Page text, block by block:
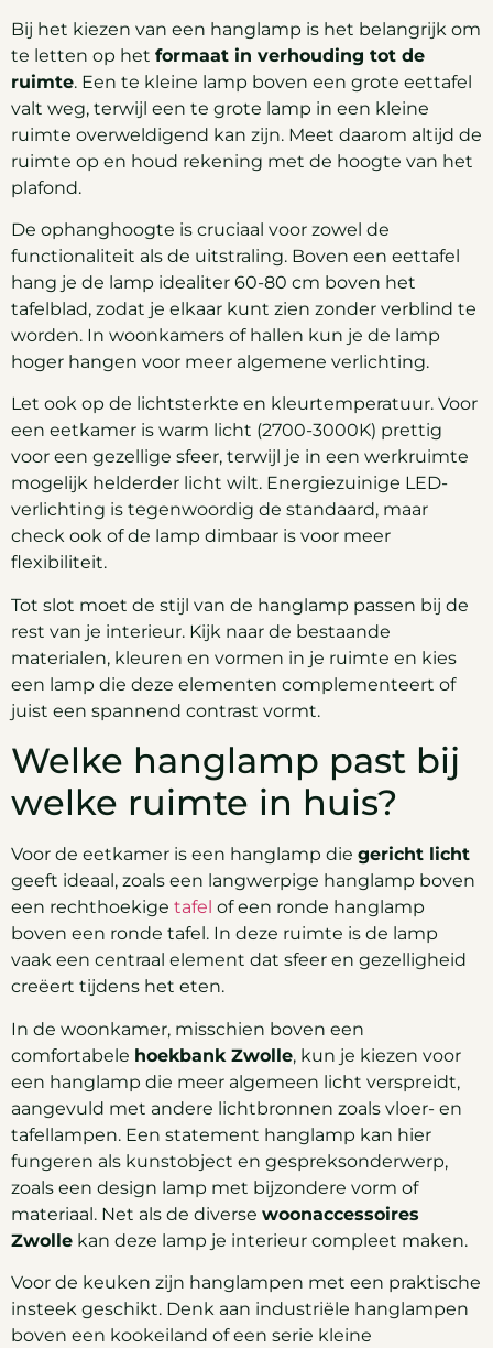
Bij het kiezen van een hanglamp is het belangrijk om
te letten op het formaat in verhouding tot de
ruimte. Een te kleine lamp boven een grote eettafel
valt weg, terwijl een te grote lamp in een kleine
ruimte overweldigend kan zijn. Meet daarom altijd de
ruimte op en houd rekening met de hoogte van het
plafond.
De ophanghoogte is cruciaal voor zowel de
functionaliteit als de uitstraling. Boven een eettafel
hang je de lamp idealiter 60-80 cm boven het
tafelblad, zodat je elkaar kunt zien zonder verblind te
worden. In woonkamers of hallen kun je de lamp
hoger hangen voor meer algemene verlichting.
Let ook op de lichtsterkte en kleurtemperatuur. Voor
een eetkamer is warm licht (2700-3000K) prettig
voor een gezellige sfeer, terwijl je in een werkruimte
mogelijk helderder licht wilt. Energiezuinige LED-
verlichting is tegenwoordig de standaard, maar
check ook of de lamp dimbaar is voor meer
flexibiliteit.
Tot slot moet de stijl van de hanglamp passen bij de
rest van je interieur. Kijk naar de bestaande
materialen, kleuren en vormen in je ruimte en kies
een lamp die deze elementen complementeert of
juist een spannend contrast vormt.
Welke hanglamp past bij
welke ruimte in huis?
Voor de eetkamer is een hanglamp die gericht licht
geeft ideaal, zoals een langwerpige hanglamp boven
een rechthoekige tafel of een ronde hanglamp
boven een ronde tafel. In deze ruimte is de lamp
vaak een centraal element dat sfeer en gezelligheid
creëert tijdens het eten.
In de woonkamer, misschien boven een
comfortabele hoekbank Zwolle, kun je kiezen voor
een hanglamp die meer algemeen licht verspreidt,
aangevuld met andere lichtbronnen zoals vloer- en
tafellampen. Een statement hanglamp kan hier
fungeren als kunstobject en gespreksonderwerp,
zoals een design lamp met bijzondere vorm of
materiaal. Net als de diverse woonaccessoires
Zwolle kan deze lamp je interieur compleet maken.
Voor de keuken zijn hanglampen met een praktische
insteek geschikt. Denk aan industriële hanglampen
boven een kookeiland of een serie kleine